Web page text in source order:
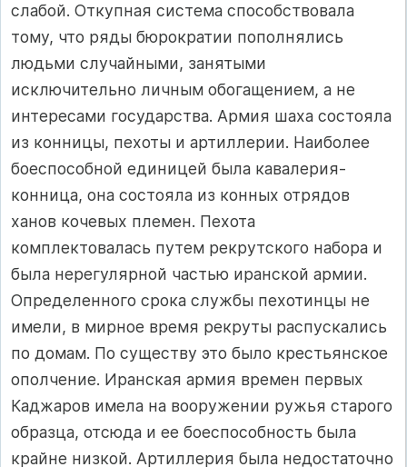
слабой. Откупная система способствовала
тому, что ряды бюрократии пополнялись
людьми случайными, занятыми
исключительно личным обогащением, а не
интересами государства. Армия шаха состояла
из конницы, пехоты и артиллерии. Наиболее
боеспособной единицей была кавалерия-
конница, она состояла из конных отрядов
ханов кочевых племен. Пехота
комплектовалась путем рекрутского набора и
была нерегулярной частью иранской армии.
Определенного срока службы пехотинцы не
имели, в мирное время рекруты распускались
по домам. По существу это было крестьянское
ополчение. Иранская армия времен первых
Каджаров имела на вооружении ружья старого
образца, отсюда и ее боеспособность была
крайне низкой. Артиллерия была недостаточно